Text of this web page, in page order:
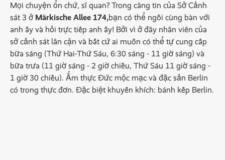
Mọi chuyện ổn chứ, sĩ quan? Trong căng tin của Sở Cảnh
sát 3 ở Märkische Allee 174,bạn có thể ngồi cùng bàn với
anh ấy và hỏi trực tiếp anh ấy! Bởi vì ở đây nhân viên của
sở cảnh sát lân cận và bất cứ ai muốn có thể tự cung cấp
bữa sáng (Thứ Hai-Thứ Sáu, 6:30 sáng - 11 giờ sáng) và
bữa trưa (11 giờ sáng - 2 giờ chiều, Thứ Sáu 11 giờ sáng -
1 giờ 30 chiều). Ẩm thực Đức mộc mạc và đặc sản Berlin
có trong thực đơn. Đặc biệt khuyến khích: bánh kếp Berlin.